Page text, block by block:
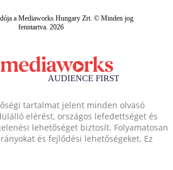
a Mediaworks Hungary Zrt. © Minden jog
fenntartva. 2026
tartalmat jelent minden olvasó
elérést, országos lefedettséget és
lehetőséget biztosít. Folyamatosan
és fejlődési lehetőségeket. Ez